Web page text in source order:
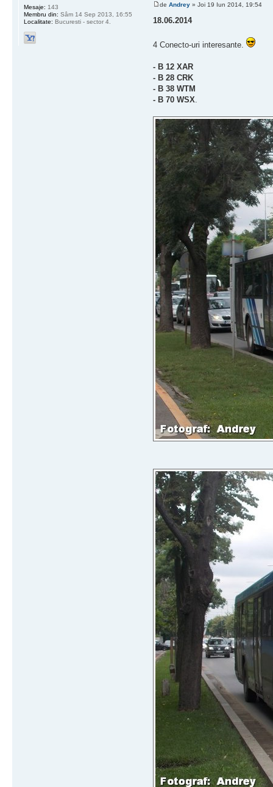
de Andrey» Joi 19 Iun 2014, 19:54
18.06.2014
4 Conecto-uri interesante.
- B 12 XAR
- B 28 CRK
- B 38 WTM
- B 70 WSX
Mesaje: 143
Membru din: Sâm 14 Sep 2013, 16:55
Localitate: Bucuresti - sector 4.